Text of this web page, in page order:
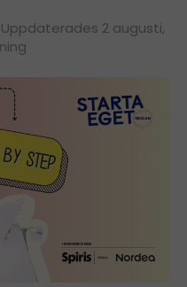
Uppdaterades 2 augusti,